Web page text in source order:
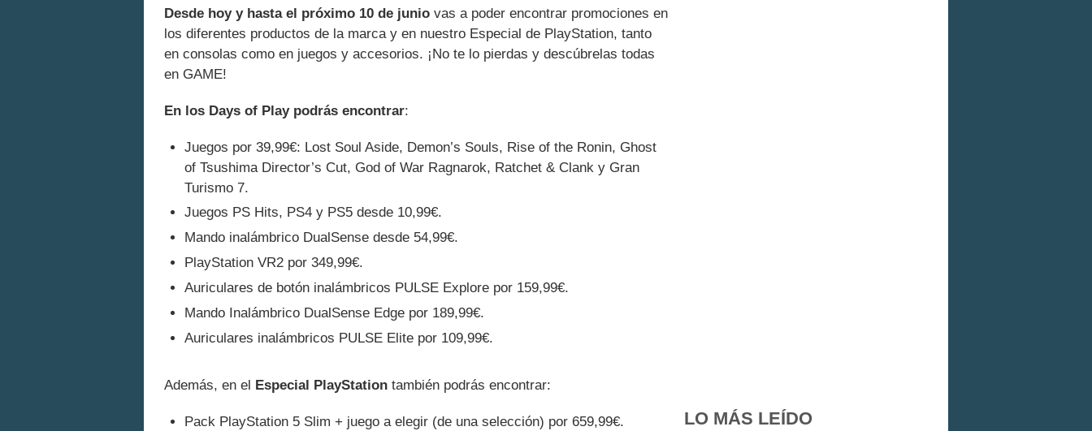
Desde hoy y hasta el próximo 10 de junio vas a poder encontrar promociones en
los diferentes productos de la marca y en nuestro Especial de PlayStation, tanto
en consolas como en juegos y accesorios. ¡No te lo pierdas y descúbrelas todas
en GAME!
En los Days of Play podrás encontrar:
Juegos por 39,99€: Lost Soul Aside, Demon’s Souls, Rise of the Ronin, Ghost
of Tsushima Director’s Cut, God of War Ragnarok, Ratchet & Clank y Gran
Turismo 7.
Juegos PS Hits, PS4 y PS5 desde 10,99€.
Mando inalámbrico DualSense desde 54,99€.
PlayStation VR2 por 349,99€.
Auriculares de botón inalámbricos PULSE Explore por 159,99€.
Mando Inalámbrico DualSense Edge por 189,99€.
Auriculares inalámbricos PULSE Elite por 109,99€.
Además, en el Especial PlayStation también podrás encontrar:
Pack PlayStation 5 Slim + juego a elegir (de una selección) por 659,99€.
LO MÁS LEÍDO